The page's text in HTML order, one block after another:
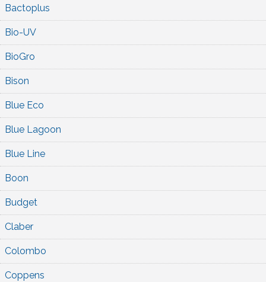
Bactoplus
Bio-UV
BioGro
Bison
Blue Eco
Blue Lagoon
Blue Line
Boon
Budget
Claber
Colombo
Coppens